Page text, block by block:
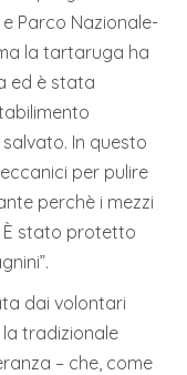
Parco Nazionale-
la tartaruga ha
ed è stata
In questo
per pulire
perchè i mezzi
È stato protetto
dai volontari
la tradizionale
– che, come